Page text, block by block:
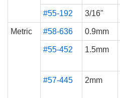
#55-192 3/16"
Metric #58-636 0.9mm
#55-452 1.5mm
#57-445 2mm